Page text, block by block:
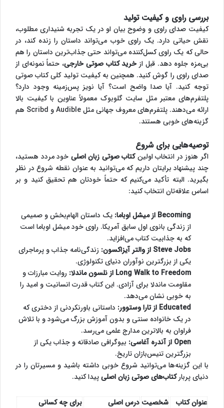
بررسی راوی و کیفیت تولید
کیفیت صدای راوی و وضوح بیان او در یک تجربه شنیداری مطلوب،
نقش حیاتی دارد. یک راوی خوب می‌تواند داستان را زنده کند، در
حالی که یک راوی کسل‌کننده می‌تواند حتی جذاب‌ترین داستان را هم
بی‌مزه جلوه دهد. قبل از خرید کتاب صوتی خارجی، حتماً نمونه‌ای از
صدای راوی را گوش کنید. همچنین به کیفیت تولید کلی کتاب صوتی
توجه کنید. آیا صدا واضح است؟ آیا نویز پس‌زمینه وجود دارد؟
پلتفرم‌های معتبر مثل سایت گلوبوک معمولاً عناوین با کیفیت بالا
ارائه می‌دهند. پلتفرم‌های معروف جهانی مثل Audible و Scribd هم
گزینه‌های خوبی هستند.
توصیه‌هایی برای شروع
اگر هنوز در انتخاب اولینکتاب صوتی زبان اصلی خود مردد هستید،
چند پیشنهاد برایتان داریم که می‌توانید به عنوان نقطه شروع در نظر
بگیرید. البته تأکید می‌کنیم که حتماً خودتان هم تحقیق کنید و بر
اساس علاقه‌تان انتخاب کنید:
Becoming از میشل اوباما:
یک داستان الهام‌بخش و صمیمی
از زندگی بانوی اول سابق آمریکا. راوی خود میشل اوباما است
که به جذابیت کتاب می‌افزاید.
Steve Jobs از والتر آیزاکسون:
زندگی‌نامه جذاب و پرماجرای
یکی از بزرگترین نوآوران دنیای تکنولوژی.
Long Walk to Freedom از نلسون ماندلا:
روایت مبارزات و
مقاومت ماندلا برای آزادی. این کتاب قدرت انسانیت و امید را
به خوبی نشان می‌دهد.
Educated از تارا وستوور:
داستانی باورنکردنی از دختری که
در یک خانواده سنتی و بدون آموزش بزرگ می‌شود و با تلاش
فراوان به بالاترین مدارج علمی می‌رسد.
Open از آندره آغاسی:
بیوگرافی صادقانه و جذاب یکی از
بزرگترین تنیس‌بازان تاریخ.
با این گزینه‌ها می‌توانید شروع خوبی داشته باشید و مسیرتان را در
دنیای پربارکتاب‌های صوتی زبان اصلیپیدا کنید.
عنوان کتاب
شخصیت درس اصلی
برای چه کسانی